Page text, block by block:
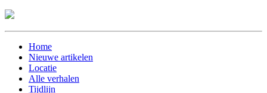
Home
Nieuwe artikelen
Locatie
Alle verhalen
Tijdlijn